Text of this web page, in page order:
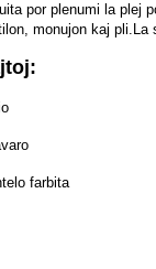
por plenumi la plej
monujon kaj pli. La
farbita